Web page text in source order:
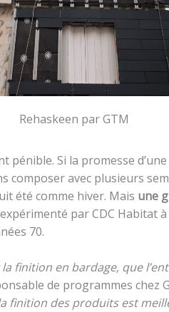
Rehaskeen par GTM
pénible. Si la promesse
composer avec plusieurs
été comme hiver. Mais une
par CDC Habitat
70.
finition en bardage, que
de programmes chez
finition des produits est